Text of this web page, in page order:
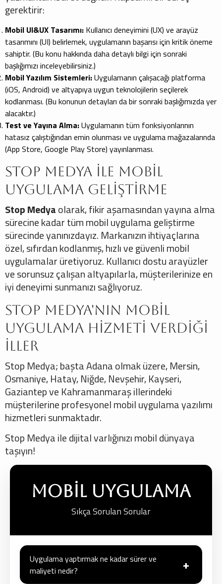
gerektirir:
Mobil UI&UX Tasarımı: Kullanıcı deneyimini (UX) ve arayüz
tasarımını (UI) belirlemek, uygulamanın başarısı için kritik öneme
sahiptir. (Bu konu hakkında daha detaylı bilgi için sonraki
başlığımızı inceleyebilirsiniz.)
Mobil Yazılım Sistemleri:Uygulamanın çalışacağı platforma
(iOS, Android) ve altyapıya uygun teknolojilerin seçilerek
kodlanması. (Bu konunun detayları da bir sonraki başlığımızda yer
alacaktır.)
Test ve Yayına Alma:Uygulamanın tüm fonksiyonlarının
hatasız çalıştığından emin olunması ve uygulama mağazalarında
(App Store, Google Play Store) yayınlanması.
Stop Medya ile Mobil
Uygulama Geliştirme
Stop Medyaolarak, fikir aşamasından yayına alma
sürecine kadar tüm mobil uygulama geliştirme
sürecinde yanınızdayız. Markanızın ihtiyaçlarına
özel, sıfırdan kodlanmış, hızlı ve güvenli mobil
uygulamalar üretiyoruz. Kullanıcı dostu arayüzler
ve sorunsuz çalışan altyapılarla, müşterilerinize en
iyi deneyimi sunmanızı sağlıyoruz.
Stop Medya'nın Mobil
Uygulama Hizmeti Verdiği
İller
Stop Medya; başta Adana olmak üzere, Mersin,
Osmaniye, Hatay, Niğde, Nevşehir, Kayseri,
Gaziantep ve Kahramanmaraş illerindeki
müşterilerine profesyonel mobil uygulama yazılımı
hizmetleri sunmaktadır.
Stop Medya ile dijital varlığınızı mobil dünyaya
taşıyın!
Mobil Uygulama
Sıkça Sorulan Sorular
Uygulama yaptırmak ne kadar sürer ve
maliyeti nedir?
+